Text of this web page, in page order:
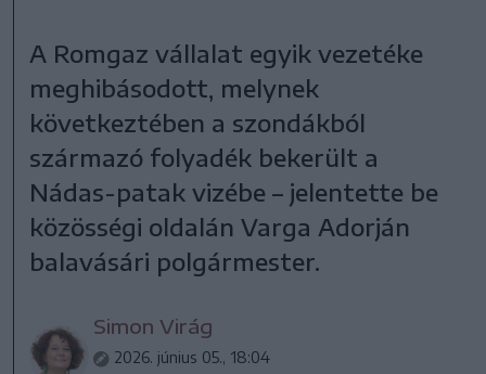
A Romgaz vállalat egyik vezetéke
meghibásodott, melynek
következtében a szondákból
származó folyadék bekerült a
Nádas-patak vizébe – jelentette be
közösségi oldalán Varga Adorján
balavásári polgármester.
Simon Virág
2026. június 05., 18:04